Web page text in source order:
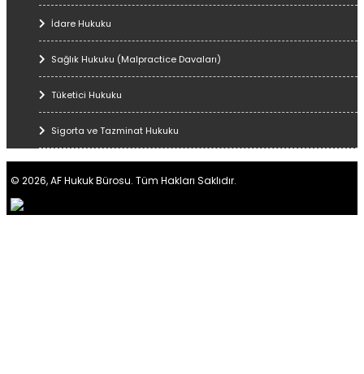
İdare Hukuku
Sağlık Hukuku (Malpractice Davaları)
Tüketici Hukuku
Sigorta ve Tazminat Hukuku
© 2026, AF Hukuk Bürosu. Tüm Hakları Saklıdır.